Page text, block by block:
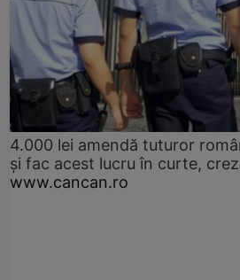
4.000 lei amendă tuturor
și fac acest lucru în curte,
www.cancan.ro